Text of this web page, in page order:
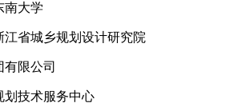
南大学
省城乡规划设计研究院
限公司
划技术服务中心